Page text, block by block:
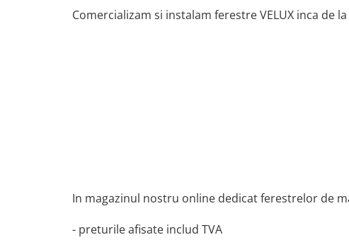
Comercializam si instalam ferestre VELUX inca de
In magazinul nostru online dedicat ferestrelor de
- preturile afisate includ TVA